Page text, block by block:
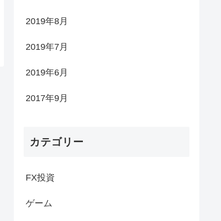
2019年8月
2019年7月
2019年6月
2017年9月
カテゴリー
FX投資
ゲーム